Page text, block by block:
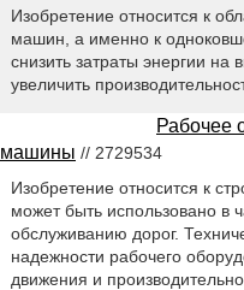
Изобретение относится к
машин, а именно к
снизить затраты энергии на
увеличить
Рабочее
машины // 2729534
Изобретение относится к
может быть использовано в
обслуживанию дорог.
надежности рабочего
движения и